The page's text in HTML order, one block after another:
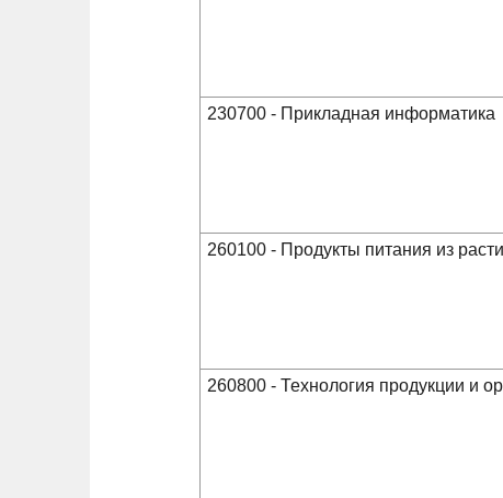
230700 - Прикладная информатика
260100 - Продукты питания из
260800 - Технология продукции и